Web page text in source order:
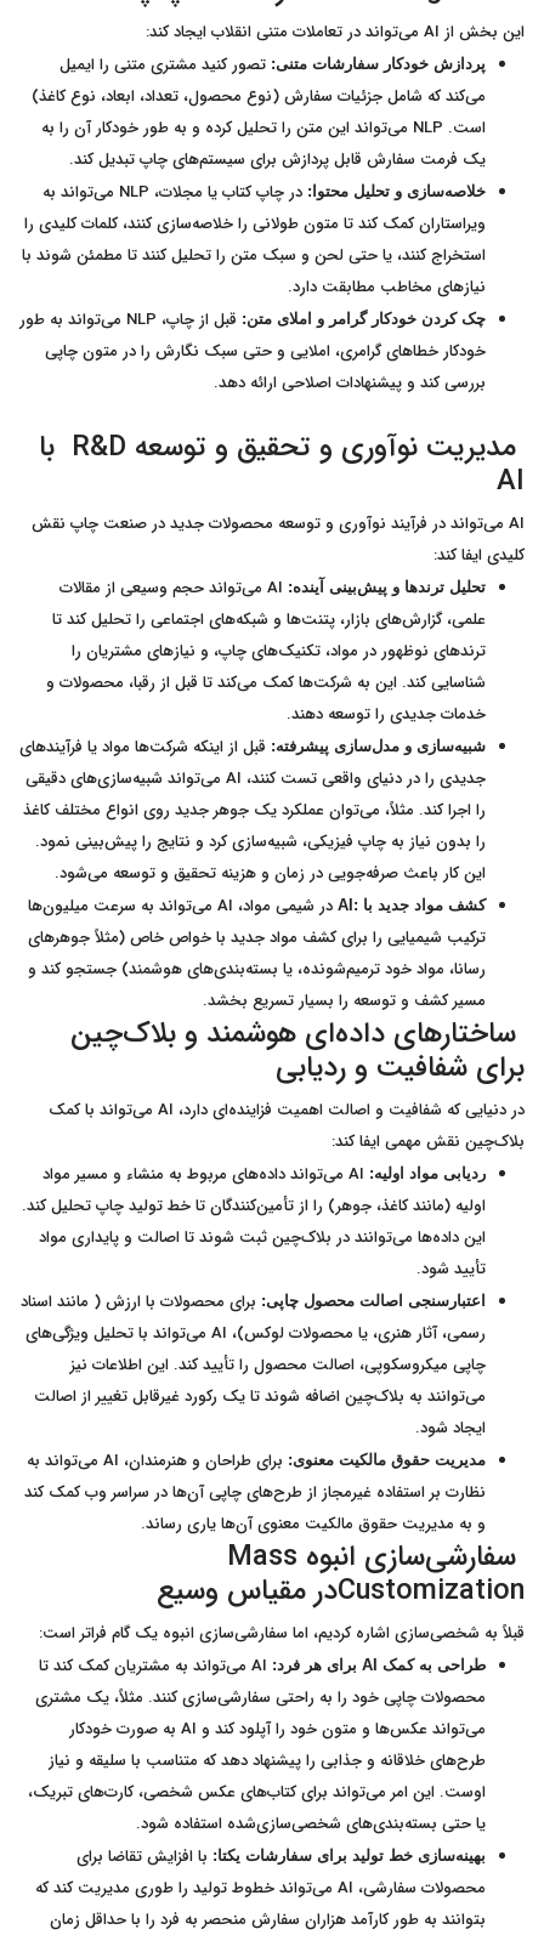
این بخش از AI می‌تواند در تعاملات متنی انقلاب ایجاد کند:
پردازش خودکار سفارشات متنی: تصور کنید مشتری متنی را ایمیل
می‌کند که شامل جزئیات سفارش (نوع محصول، تعداد، ابعاد، نوع کاغذ)
است. NLP می‌تواند این متن را تحلیل کرده و به طور خودکار آن را به
یک فرمت سفارش قابل پردازش برای سیستم‌های چاپ تبدیل کند.
خلاصه‌سازی و تحلیل محتوا:
در چاپ کتاب یا مجلات، NLP می‌تواند به
ویراستاران کمک کند تا متون طولانی را خلاصه‌سازی کنند، کلمات کلیدی را
استخراج کنند، یا حتی لحن و سبک متن را تحلیل کنند تا مطمئن شوند با
نیازهای مخاطب مطابقت دارد.
چک کردن خودکار گرامر و املای متن:
قبل از چاپ، NLP می‌تواند به طور
خودکار خطاهای گرامری، املایی و حتی سبک نگارش را در متون چاپی
بررسی کند و پیشنهادات اصلاحی ارائه دهد.
مدیریت نوآوری و تحقیق و توسعه R&D با
AI
AI می‌تواند در فرآیند نوآوری و توسعه محصولات جدید در صنعت چاپ نقش
کلیدی ایفا کند:
تحلیل ترندها و پیش‌بینی آینده:
AI می‌تواند حجم وسیعی از مقالات
علمی، گزارش‌های بازار، پتنت‌ها و شبکه‌های اجتماعی را تحلیل کند تا
ترندهای نوظهور در مواد، تکنیک‌های چاپ، و نیازهای مشتریان را
شناسایی کند. این به شرکت‌ها کمک می‌کند تا قبل از رقبا، محصولات و
خدمات جدیدی را توسعه دهند.
شبیه‌سازی و مدل‌سازی پیشرفته: قبل از اینکه شرکت‌ها مواد یا فرآیندهای
جدیدی را در دنیای واقعی تست کنند، AI می‌تواند شبیه‌سازی‌های دقیقی
را اجرا کند. مثلاً، می‌توان عملکرد یک جوهر جدید روی انواع مختلف کاغذ
را بدون نیاز به چاپ فیزیکی، شبیه‌سازی کرد و نتایج را پیش‌بینی نمود.
این کار باعث صرفه‌جویی در زمان و هزینه تحقیق و توسعه می‌شود.
کشف مواد جدید با :AI
در شیمی مواد، AI می‌تواند به سرعت میلیون‌ها
ترکیب شیمیایی را برای کشف مواد جدید با خواص خاص (مثلاً جوهرهای
رسانا، مواد خود ترمیم‌شونده، یا بسته‌بندی‌های هوشمند) جستجو کند و
مسیر کشف و توسعه را بسیار تسریع بخشد.
ساختارهای داده‌ای هوشمند و بلاک‌چین
برای شفافیت و ردیابی
در دنیایی که شفافیت و اصالت اهمیت فزاینده‌ای دارد، AI می‌تواند با کمک
بلاک‌چین نقش مهمی ایفا کند:
ردیابی مواد اولیه:
AI می‌تواند داده‌های مربوط به منشاء و مسیر مواد
اولیه (مانند کاغذ، جوهر) را از تأمین‌کنندگان تا خط تولید چاپ تحلیل کند.
این داده‌ها می‌توانند در بلاک‌چین ثبت شوند تا اصالت و پایداری مواد
تأیید شود.
اعتبارسنجی اصالت محصول چاپی: برای محصولات با ارزش ( مانند اسناد
رسمی، آثار هنری، یا محصولات لوکس)، AI می‌تواند با تحلیل ویژگی‌های
چاپی میکروسکوپی، اصالت محصول را تأیید کند. این اطلاعات نیز
می‌توانند به بلاک‌چین اضافه شوند تا یک رکورد غیرقابل تغییر از اصالت
ایجاد شود.
مدیریت حقوق مالکیت معنوی:
برای طراحان و هنرمندان، AI می‌تواند به
نظارت بر استفاده غیرمجاز از طرح‌های چاپی آن‌ها در سراسر وب کمک کند
و به مدیریت حقوق مالکیت معنوی آن‌ها یاری رساند.
سفارشی‌سازی انبوه Mass
Customizationدر مقیاس وسیع
قبلاً به شخصی‌سازی اشاره کردیم، اما سفارشی‌سازی انبوه یک گام فراتر است:
طراحی به کمک AI برای هر فرد:
AI می‌تواند به مشتریان کمک کند تا
محصولات چاپی خود را به راحتی سفارشی‌سازی کنند. مثلاً، یک مشتری
می‌تواند عکس‌ها و متون خود را آپلود کند و AI به صورت خودکار
طرح‌های خلاقانه و جذابی را پیشنهاد دهد که متناسب با سلیقه و نیاز
اوست. این امر می‌تواند برای کتاب‌های عکس شخصی، کارت‌های تبریک،
یا حتی بسته‌بندی‌های شخصی‌سازی‌شده استفاده شود.
بهینه‌سازی خط تولید برای سفارشات یکتا: با افزایش تقاضا برای
محصولات سفارشی، AI می‌تواند خطوط تولید را طوری مدیریت کند که
بتوانند به طور کارآمد هزاران سفارش منحصر به فرد را با حداقل زمان